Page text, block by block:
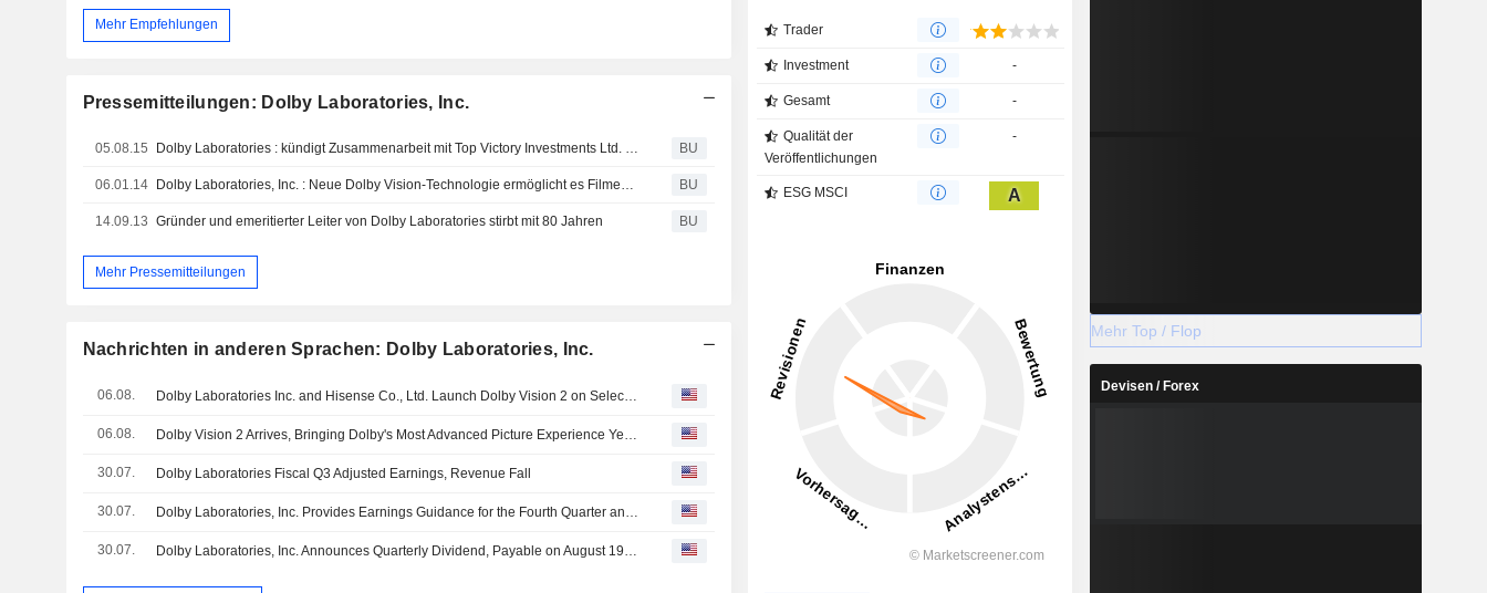
Mehr Empfehlungen
Pressemitteilungen: Dolby Laboratories, Inc.
05.08.15 Dolby Laboratories : kündigt Zusammenarbeit mit Top Victory Investments Ltd. zur Markteinführung von AC-4 an BU
06.01.14 Dolby Laboratories, Inc. : Neue Dolby Vision-Technologie ermöglicht es Filmemachern und TV-Herstellern Bilder mit lebensechtem Kontrastumfang, erweiterter Helligkeit und ebensolchen Farben zu liefern BU
14.09.13 Gründer und emeritierter Leiter von Dolby Laboratories stirbt mit 80 Jahren BU
Mehr Pressemitteilungen
Nachrichten in anderen Sprachen: Dolby Laboratories, Inc.
06.08. Dolby Laboratories Inc. and Hisense Co., Ltd. Launch Dolby Vision 2 on Select Hisense Tvs
06.08. Dolby Vision 2 Arrives, Bringing Dolby's Most Advanced Picture Experience Yet to Hisense TVs
30.07. Dolby Laboratories Fiscal Q3 Adjusted Earnings, Revenue Fall
30.07. Dolby Laboratories, Inc. Provides Earnings Guidance for the Fourth Quarter and Full Year of Fiscal 2026
30.07. Dolby Laboratories, Inc. Announces Quarterly Dividend, Payable on August 19, 2026
Trader
Investment -
Gesamt -
Qualität der
Veröffentlichungen
-
ESG MSCI A
Mehr Top / Flop
Devisen / Forex